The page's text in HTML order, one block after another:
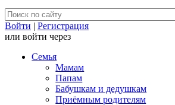
Войти | Регистрация
или войти через
Семья
Мамам
Папам
Бабушкам и дедушкам
Приёмным родителям